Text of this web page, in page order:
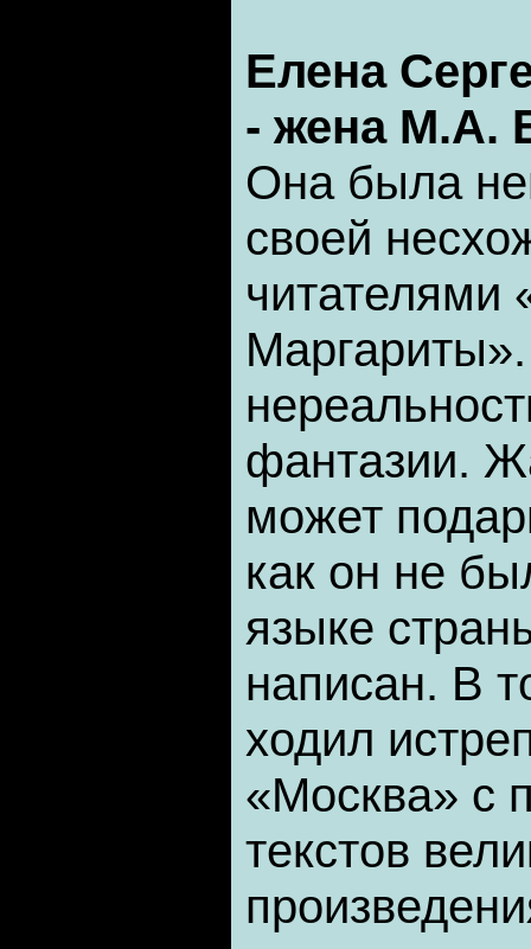
Елена
- жена М.А.
Она была
своей
читателями
фантазии.
может
как он не
языке
написан. В
ходил
«Москва» с
текстов